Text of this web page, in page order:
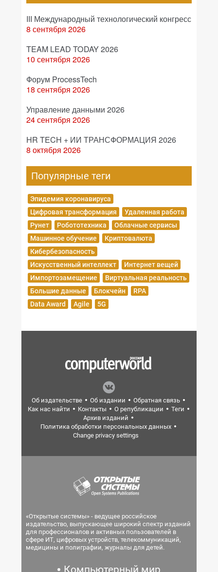
III Международный технологический конгресс
8 сентября 2026
TEAM LEAD TODAY 2026
10 сентября 2026
Форум ProcessTech
18 сентября 2026
Управление данными 2026
24 сентября 2026
HR TECH + ИИ ТРАНСФОРМАЦИЯ 2026
8 октября 2026
Популярные теги
Эпидемия коронавируса
Цифровая трансформация
Удаленная работа
Рунет
Робототехника
Облачные сервисы
Машинное обучение
Криптовалюта
Кибербезопасность
Искусственный интеллект
Интернет вещей
Импортозамещение
Виртуальная реальность
Большие данные
Блокчейн
RPA
Data Award
Agile 5G
Об издательстве Об издании
Обратная связь
Как нас найти
Контакты О републикации
Теги
Архив изданий
Политика обработки персональных данных
Change privacy settings
«Открытые системы» - ведущее российское
издательство, выпускающее широкий спектр изданий
для профессионалов и активных пользователей в
сфере ИТ, цифровых устройств, телекоммуникаций,
медицины и полиграфии, журналы для детей.
Компьютерный мир